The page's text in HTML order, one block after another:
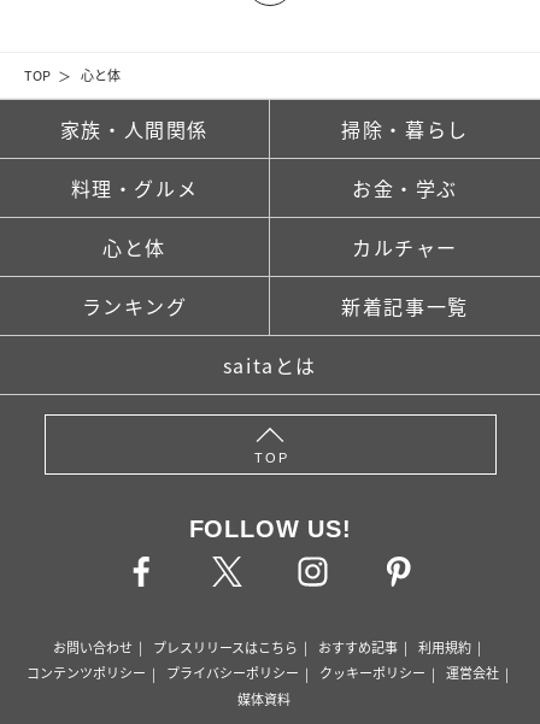
TOP 心と体
家族・人間関係 掃除・暮らし
料理・グルメ お金・学ぶ
心と体 カルチャー
ランキング 新着記事一覧
saitaとは
TOP
FOLLOW US!
お問い合わせ プレスリリースはこちら おすすめ記事
利用規約
コンテンツポリシー
プライバシーポリシー クッキーポリシー
運営会社
媒体資料